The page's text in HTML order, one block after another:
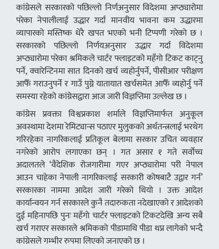
कांग्रेसले सरकारको पछिल्लो निर्णअनुसार विदेशमा अप्ठ्यारोमा
परेका नेपालीलाई उद्धार गर्दा मानवीय भावना कम उद्धारमा
व्यापारको मस्तिष्क धेरै खपत भएको भनी टिप्पणी गरेको छ ।
सरकारको पछिल्लो निर्णयअनुसार उद्धार गर्दा विदेशमा
अप्ठ्यारोमा परेका श्रमिकले चार्टर फ्लाइटको महँगाे टिकट काट्नु
पर्ने, क्वारेन्टिनमा सात दिनको खर्च व्यहोर्नुपर्ने, पीसीआर परीक्षण
आफैँ गराउनुपर्ने र गाउँ पुग्ने यातायात खर्चसमेत आफैँ व्यहोर्नु पर्ने
समस्या रहेको कांग्रेसद्वारा आज जारी विज्ञप्तिमा उल्लेख छ ।
कांग्रेस प्रवक्ता विश्वप्रकाश शर्माले विज्ञप्तिमार्फत अनुकूल
अवस्थामा देशमा रेमिट्यान्स पठाएर मुलुकको अर्थतन्त्रलाई भरथेग
गरिरहेका नागरिकलाई प्रतिकूल बेलामा सरकार उचित व्यवहार
नगरेको आरोप लगाएका छन् । गत असार १ गते सर्वोच्च
अदालतले ‘वैदेशिक रोजगारीमा गएर अप्ठ्यारोमा परी नेपाल
आउन चाहेका नेपाली नागरिकलाई सरकारी कोषबाटै उद्वार गर्न’
सरकारका नाममा आदेश जारी गरेको थियो । उक्त आदेश
कार्यान्वयन गर्न सरकारले कुनै तदारुकता नदेखाएको र आदेशको
दुई महिनापछि पुनः महँगाे चार्टर फ्लाइटको टिकटदेखि अन्य सबै
खर्च गराएर सरकारले श्रमिकको पीडामाथि पीडा थप्न लागेको भन्दै
कांग्रेसले गम्भीर रुपमा लिएको जनाएको छ ।